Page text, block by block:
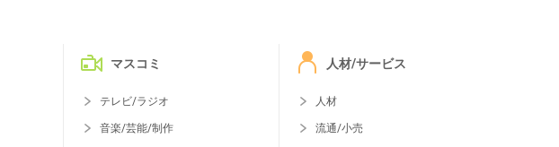
マスコミ
テレビ/ラジオ
音楽/芸能/制作
人材/サービス
人材
流通/小売